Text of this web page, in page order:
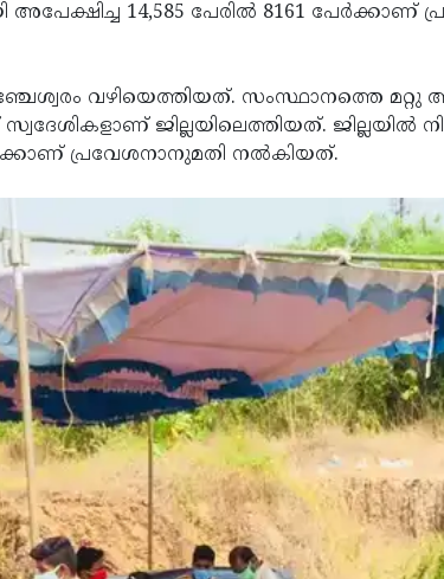
14,585 പേരില്‍ 8161 പേര്‍ക്കാണ്
വഴിയെത്തിയത്. സംസ്ഥാനത്തെ മറ്റു
ജില്ലയിലെത്തിയത്. ജില്ലയില്‍
പ്രവേശനാനുമതി നല്‍കിയത്.